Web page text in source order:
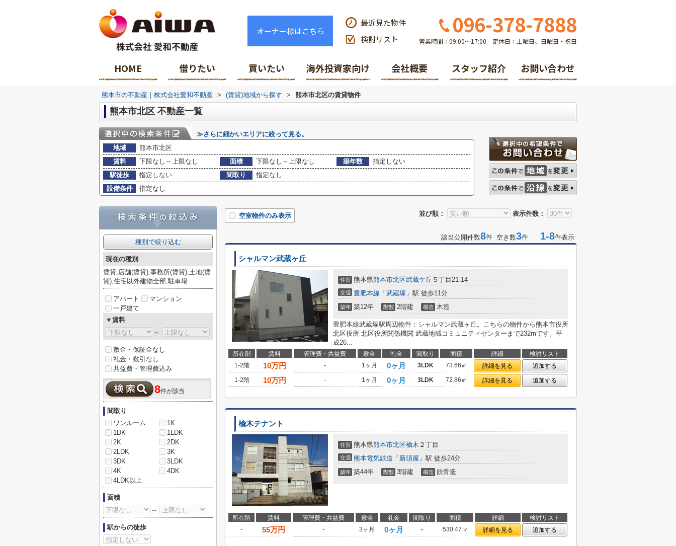
オーナー様はこちら
最近見た物件
検討リスト
096-378-7888
営業時間：09:00～17:00 定休日：土曜日、日曜日・祝日
HOME 借りたい 買いたい 海外投資家向け 会社概要 スタッフ紹介 お問い合わせ
熊本市の不動産｜株式会社愛和不動産 > (賃貸)地域から探す > 熊本市北区の賃貸物件
熊本市北区 不動産一覧
≫さらに細かいエリアに絞って見る。
地域
熊本市北区
賃料
下限なし～上限なし 面積 下限なし～上限なし 築年数
指定しない
駅徒歩
指定しない 間取り
指定なし
設備条件
指定なし
並び順： 表示件数：
空室物件のみ表示
該当公開件数8件 空き数3件 1-8件表示
シャルマン武蔵ヶ丘
住所 熊本県熊本市北区武蔵ケ丘 ５丁目21-14
交通 豊肥本線 「 武蔵塚 」駅 徒歩11分
築年 築12年 階数 2階建 構造 木造
豊肥本線武蔵塚駅周辺物件：シャルマン武蔵ヶ丘。こちらの物件から熊本市役所
北区役所 北区役所関係機関 武蔵地域コミュニティセンターまで232mです。平
成26...
所在階 賃料 管理費・共益費 敷金 礼金 間取り 面積 詳細
検討リスト
1-2階
10万円 - 1ヶ月 0ヶ月 3LDK 73.66㎡ 詳細を見る
追加する
1-2階
10万円 - 1ヶ月 0ヶ月 3LDK 72.86㎡ 詳細を見る 追加する
楡木テナント
住所 熊本県熊本市北区楡木 ２丁目
交通 熊本電気鉄道 「 新須屋 」駅 徒歩24分
築年 築44年 階数 3階建 構造 鉄骨造
所在階 賃料 管理費・共益費 敷金 礼金 間取り 面積 詳細
検討リスト
-
55万円 - 3ヶ月 0ヶ月 - 530.47㎡ 詳細を見る 追加する
種別で絞り込む
現在の種別
賃貸,店舗(賃貸),事務所(賃貸),土地(賃
貸),住宅以外建物全部,駐車場
アパート
マンション
一戸建て
▼賃料
～
敷金・保証金なし
礼金・敷引なし
共益費・管理費込み
8件が該当
間取り
ワンルーム
1K
1DK
1LDK
2K
2DK
2LDK
3K
3DK
3LDK
4K
4DK
4LDK以上
面積
～
駅からの徒歩